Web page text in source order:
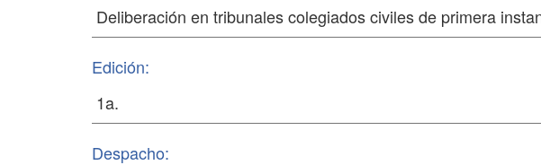
Edición:
Despacho: